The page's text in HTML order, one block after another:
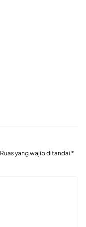
Ruas yang wajib ditandai *